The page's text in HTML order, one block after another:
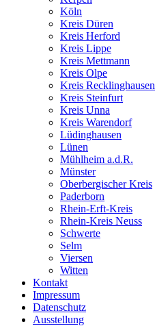
Köln
Kreis Düren
Kreis Herford
Kreis Lippe
Kreis Mettmann
Kreis Olpe
Kreis Recklinghausen
Kreis Steinfurt
Kreis Unna
Kreis Warendorf
Lüdinghausen
Lünen
Mühlheim a.d.R.
Münster
Oberbergischer Kreis
Paderborn
Rhein-Erft-Kreis
Rhein-Kreis Neuss
Schwerte
Selm
Viersen
Witten
Kontakt
Impressum
Datenschutz
Ausstellung